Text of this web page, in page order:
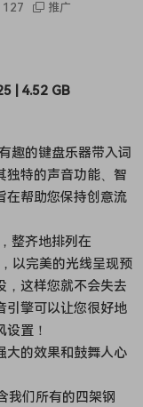
127 推广
| 4.52 GB
趣的键盘乐器带入词
独特的声音功能、智
在帮助您保持创意流
整齐地排列在
以完美的光线呈现预
，这样您就不会失去
引擎可以让您很好地
置！
大的效果和鼓舞人心
们所有的四架钢